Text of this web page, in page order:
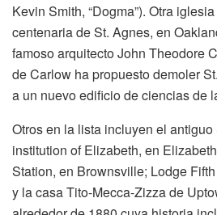
Kevin Smith, “Dogma”). Otra
centenaria de St. Agnes, en
famoso arquitecto John Theodore
de Carlow ha propuesto demoler
a un nuevo edificio de ciencias de
Otros en la lista incluyen el
institution of Elizabeth, en
Station, en Brownsville; Lodge
y la casa Tito-Mecca-Zizza de